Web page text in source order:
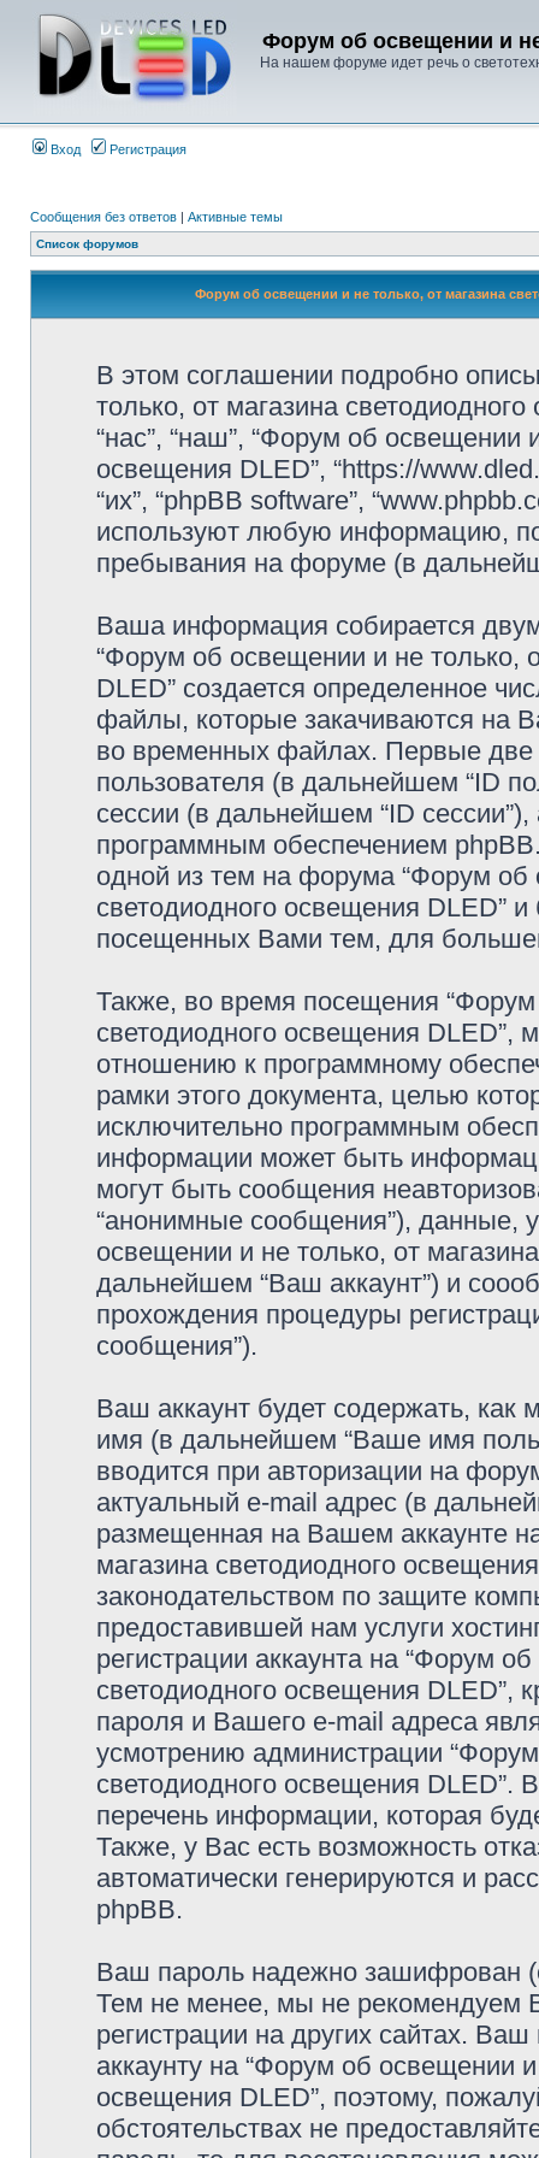
Форум об освещении и
На нашем форуме идет речь о
Вход Регистрация
Сообщения без ответов | Активные темы
Список форумов
Форум об освещении и не только, от магазина
В этом соглашении подробно
только, от магазина
“нас”, “наш”, “Форум об освещении
освещения DLED”, “https://
“их”, “phpBB software”,
используют любую информацию,
пребывания на форуме (в
Ваша информация собирается
“Форум об освещении и не только,
DLED” создается определенное
файлы, которые закачиваются на
во временных файлах. Первые две
пользователя (в дальнейшем “ID
сессии (в дальнейшем “ID
программным обеспечением
одной из тем на форума “Форум об
светодиодного освещения DLED”
посещенных Вами тем, для
Также, во время посещения
светодиодного освещения
отношению к программному
рамки этого документа, целью
исключительно программным
информации может быть
могут быть сообщения
“анонимные сообщения”), данные,
освещении и не только, от
дальнейшем “Ваш аккаунт”) и
прохождения процедуры
сообщения”).
Ваш аккаунт будет содержать,
имя (в дальнейшем “Ваше имя
вводится при авторизации на
актуальный e-mail адрес (в
размещенная на Вашем аккаунте
магазина светодиодного
законодательством по защите
предоставившей нам услуги
регистрации аккаунта на “Форум
светодиодного освещения DLED”,
пароля и Вашего e-mail адреса
усмотрению администрации
светодиодного освещения
перечень информации, которая
Также, у Вас есть возможность
автоматически генерируются и
phpBB.
Ваш пароль надежно зашифрован
Тем не менее, мы не рекомендуем
регистрации на других сайтах.
аккаунту на “Форум об освещении
освещения DLED”, поэтому,
обстоятельствах не